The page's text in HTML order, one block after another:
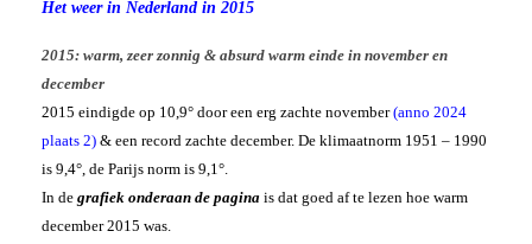
Elfstedentocht
Winter 1979
Winter 2014
Windchill berekenen
Herfst
Overzichten Herfst
November 1980, 2015 & 2016
Actuele Zomer
Weeroverzichten Zomer
Hittegolven
Warmtegetal
1959 bijzonder
Periode April-September
Weeroverzicht jaren
Zonuren Nederland
Wat is een zonnige dag
Weeroverzicht 2026
Weeroverzicht 2025
’t Weer
Het weer in Nederland in 2015
2015: warm, zeer zonnig & absurd warm einde in november en
december
2015 eindigde op 10,9° door een erg zachte november(anno 2024
plaats 2) & een record zachte december. De klimaatnorm 1951 – 1990
is 9,4°, de Parijs norm is 9,1°.
In de grafiek onderaan de pagina is dat goed af te lezen hoe warm
december 2015 was.